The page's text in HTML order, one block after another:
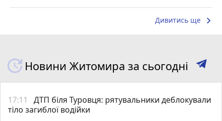
Дивитись ще keyboard_arrow_right
Новини Житомира за сьогодні
17:11
ДТП біля Туровця: рятувальники деблокували
тіло загиблої водійки